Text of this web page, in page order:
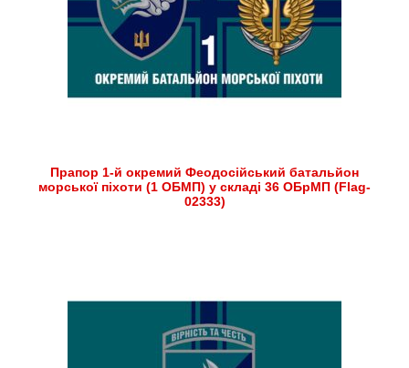
Прапор 1-й окремий Феодосійський батальйон
морської піхоти (1 ОБМП) у складі 36 ОБрМП (Flag-
02333)